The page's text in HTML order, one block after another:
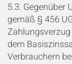
5.3. Gegenüber
gemäß § 456
dem
Verbrauchern